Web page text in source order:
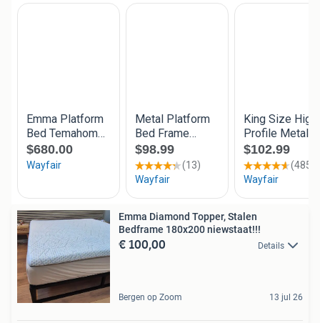
Emma Diamond Topper, Stalen
Bedframe 180x200 niewstaat!!!
€ 100,00 Details
Bergen op Zoom 13 jul 26